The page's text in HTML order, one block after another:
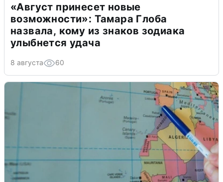
«Август принесет новые
возможности»: Тамара Глоба
назвала, кому из знаков зодиака
улыбнется удача
8 августа 60